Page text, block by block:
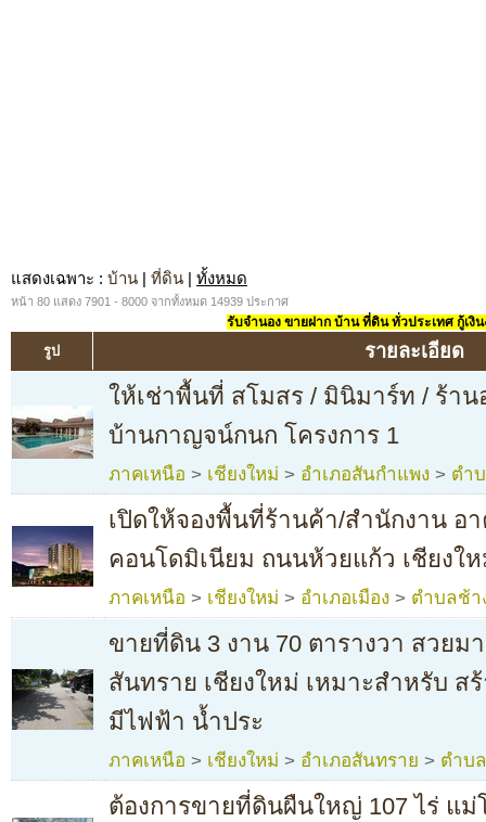
แสดงเฉพาะ : บ้าน | ที่ดิน | ทั้งหมด
หน้า 80 แสดง 7901 - 8000 จากทั้งหมด 14939 ประกาศ
รับจำนอง ขายฝาก บ้าน ที่ดิน ทั่วประเทศ กู้เงิ
รูป รายละเอียด
ให้เช่าพื้นที่ สโมสร / มินิมาร์ท / ร้า
บ้านกาญจน์กนก โครงการ 1
ภาคเหนือ > เชียงใหม่ > อำเภอสันกำแพง > ตำ
เปิดให้จองพื้นที่ร้านค้า/สำนักงาน อ
คอนโดมิเนียม ถนนห้วยแก้ว เชียงใ
ภาคเหนือ > เชียงใหม่ > อำเภอเมือง > ตำบลช้า
ขายที่ดิน 3 งาน 70 ตารางวา สวยม
สันทราย เชียงใหม่ เหมาะสำหรับ ส
มีไฟฟ้า น้ำประ
ภาคเหนือ > เชียงใหม่ > อำเภอสันทราย > ตำบ
ต้องการขายที่ดินผืนใหญ่ 107 ไร่ แม่